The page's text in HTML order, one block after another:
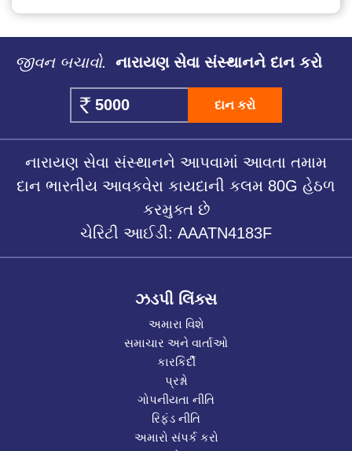
જીવન બચાવો. નારાયણ સેવા સંસ્થાનને દાન કરો
દાન કરો
નારાયણ સેવા સંસ્થાનને આપવામાં આવતા તમામ
દાન ભારતીય આવકવેરા કાયદાની કલમ 80G હેઠળ
કરમુક્ત છે
ચેરિટી આઈડી: AAATN4183F
ઝડપી લિંક્સ
અમારા વિશે
સમાચાર અને વાર્તાઓ
કારકિર્દી
પ્રશ્નો
ગોપનીયતા નીતિ
રિફંડ નીતિ
અમારો સંપર્ક કરો